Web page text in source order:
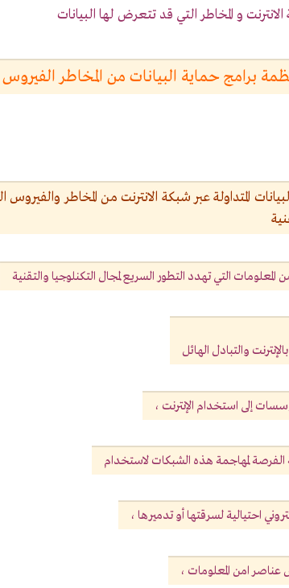
و المخاطر التي قد تتعرض لها البيانات
برامج حماية البيانات من المخاطر الفيروس
المتداولة عبر شبكة الانترنت من المخاطر
التي تهدد التطور السريع لمجال التكنلوجيا والتقنية
والتبادل الهائل
إلى استخدام الإنترنت ،
لمهاجمة هذه الشبكات لاستخدام
احتيالية لسرقتها أو تدميرها ،
عناصر امن المعلومات ،